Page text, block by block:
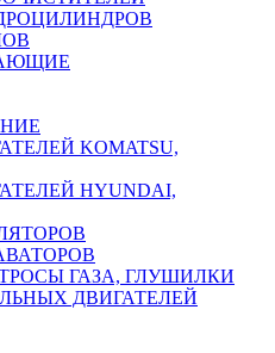
KOMATSU,
HYUNDAI,
ГАЗА, ГЛУШИЛКИ
ДВИГАТЕЛЕЙ